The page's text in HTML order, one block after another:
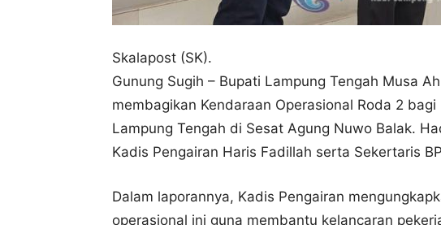
Skalapost (SK).
Gunung Sugih – Bupati Lampung Tengah Musa
membagikan Kendaraan Operasional Roda 2
Lampung Tengah di Sesat Agung Nuwo Balak.
Kadis Pengairan Haris Fadillah serta Sekertaris
Dalam laporannya, Kadis Pengairan
operasional ini guna membantu kelancaran